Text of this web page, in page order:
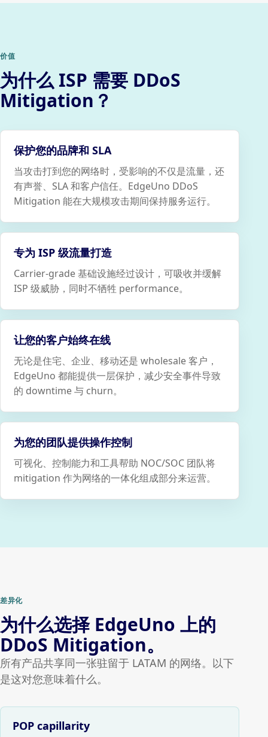
价值
为什么 ISP 需要 DDoS
Mitigation？
保护您的品牌和 SLA
当攻击打到您的网络时，受影响的不仅是流量，还
有声誉、SLA 和客户信任。EdgeUno DDoS
Mitigation 能在大规模攻击期间保持服务运行。
专为 ISP 级流量打造
Carrier-grade 基础设施经过设计，可吸收并缓解
ISP 级威胁，同时不牺牲 performance。
让您的客户始终在线
无论是住宅、企业、移动还是 wholesale 客户，
EdgeUno 都能提供一层保护，减少安全事件导致
的 downtime 与 churn。
为您的团队提供操作控制
可视化、控制能力和工具帮助 NOC/SOC 团队将
mitigation 作为网络的一体化组成部分来运营。
差异化
为什么选择 EdgeUno 上的
DDoS Mitigation。
所有产品共享同一张驻留于 LATAM 的网络。以下
是这对您意味着什么。
POP capillarity